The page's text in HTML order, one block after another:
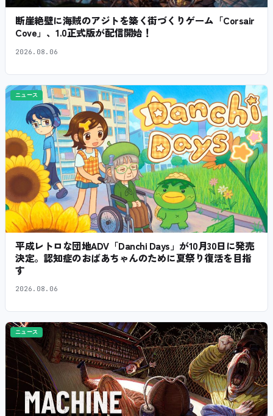
断崖絶壁に海賊のアジトを築く街づくりゲーム「Corsair
Cove」、1.0正式版が配信開始！
2026.08.06
ニュース
平成レトロな団地ADV「Danchi Days」が10月30日に発売
決定。認知症のおばあちゃんのために夏祭り復活を目指
す
2026.08.06
ニュース